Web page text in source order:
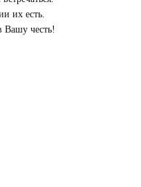
их есть.
Вашу честь!